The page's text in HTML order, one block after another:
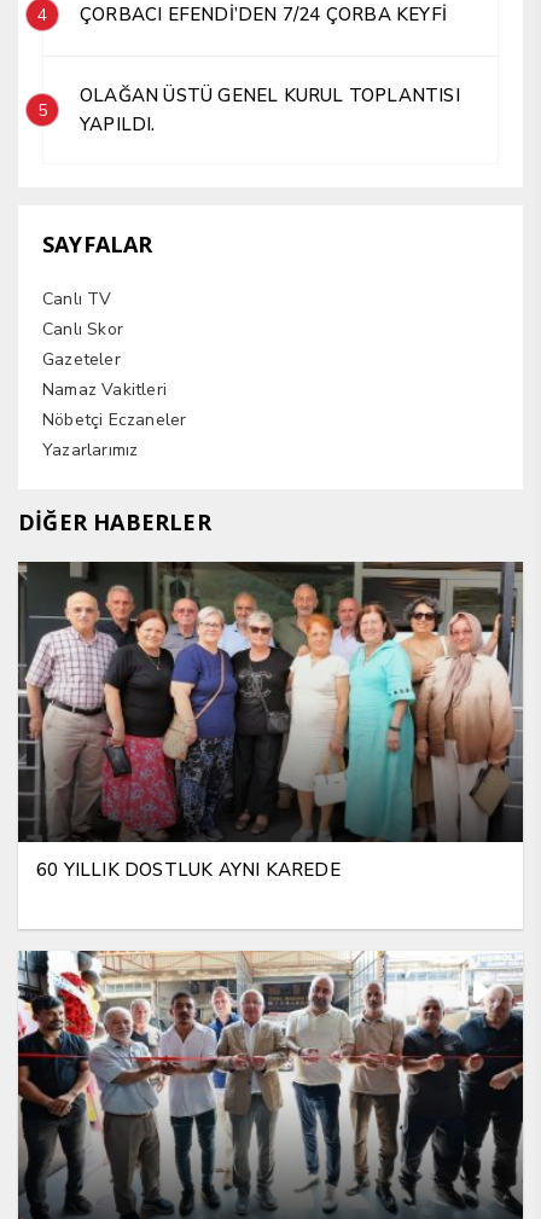
4 ÇORBACI EFENDİ’DEN 7/24 ÇORBA KEYFİ
5
OLAĞAN ÜSTÜ GENEL KURUL TOPLANTISI
YAPILDI.
SAYFALAR
Canlı TV
Canlı Skor
Gazeteler
Namaz Vakitleri
Nöbetçi Eczaneler
Yazarlarımız
DİĞER HABERLER
60 YILLIK DOSTLUK AYNI KAREDE